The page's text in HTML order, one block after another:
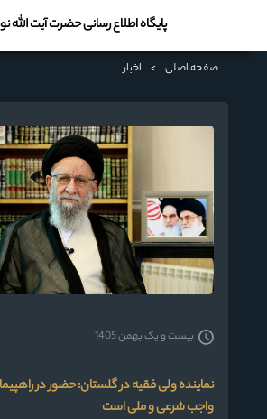
پایگاه اطلاع رسانی حضرت آیت الله
صفحه اصلی > اخبار
واجب شرعی و ملی است
بیست و یک بهمن 1405